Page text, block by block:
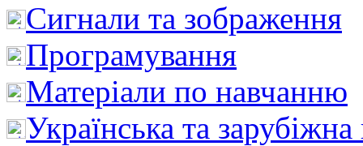
Сигнали та зображення
Програмування
Матеріали по навчанню
Українська та зарубіжна